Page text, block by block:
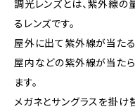
調光レンズとは、紫外線の
るレンズです。
屋外に出て紫外線が当たる
屋内などの紫外線が当た
ます。
メガネとサングラスを掛け